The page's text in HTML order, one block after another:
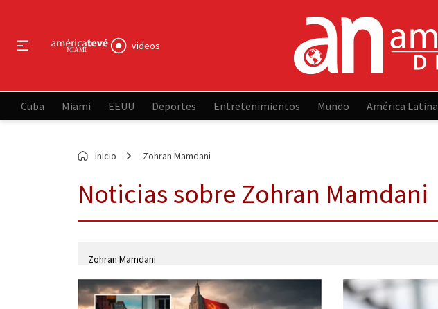
videos
Cuba Miami EEUU Deportes Entretenimientos Mundo América Latina
Inicio Zohran Mamdani
Noticias sobre Zohran Mamdani
Zohran Mamdani